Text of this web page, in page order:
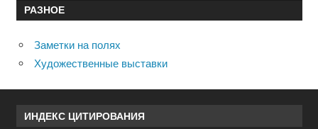
РАЗНОЕ
Заметки на полях
Художественные выставки
ИНДЕКС ЦИТИРОВАНИЯ